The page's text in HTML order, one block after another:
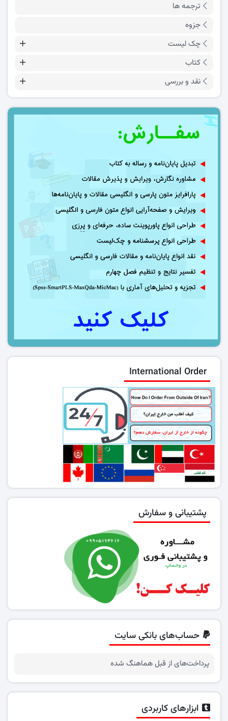
ترجمه ها
جزوه
چک لیست
کتاب
نقد و بررسی
International Order
پشتیبانی و سفارش
حساب‌های بانکی سایت
پرداخت‌های از قبل هماهنگ شده
ابزارهای کاربردی